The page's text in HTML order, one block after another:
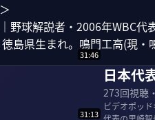
野球解説者・2006年WBC代
島県生まれ。鳴門工高(現・
31:46
日本代
273回視聴・
ビデオポッ
31:13